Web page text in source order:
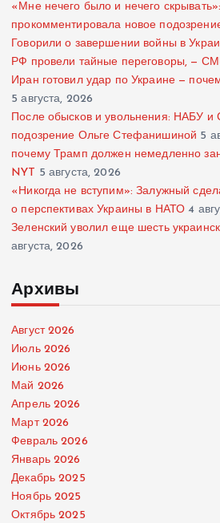
«Мне нечего было и нечего
прокомментировала новое
Говорили о завершении войны в
РФ провели тайные переговоры, —
Иран готовил удар по Украине —
5 августа, 2026
После обысков и увольнения: НАБУ и
подозрение Ольге Стефанишиной 5
почему Трамп должен немедленно
NYT 5 августа, 2026
«Никогда не вступим»: Залужный
о перспективах Украины в НАТО 4
Зеленский уволил еще шесть
августа, 2026
Архивы
Август 2026
Июль 2026
Июнь 2026
Май 2026
Апрель 2026
Март 2026
Февраль 2026
Январь 2026
Декабрь 2025
Ноябрь 2025
Октябрь 2025